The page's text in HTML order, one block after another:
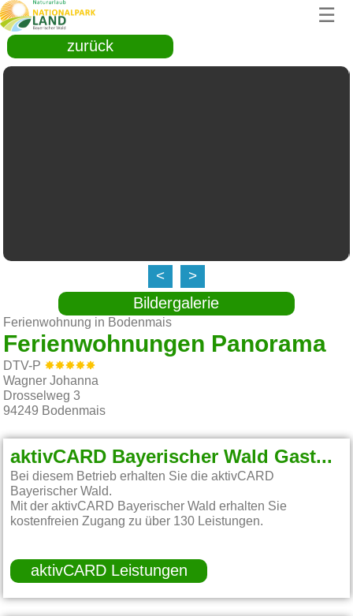
☰
zurück
< >
Bildergalerie
Ferienwohnung in Bodenmais
Ferienwohnungen Panorama
DTV-P
Wagner Johanna
Drosselweg 3
94249 Bodenmais
aktivCARD Bayerischer Wald Gastgeber:
Bei diesem Betrieb erhalten Sie die aktivCARD
Bayerischer Wald.
Mit der aktivCARD Bayerischer Wald erhalten Sie
kostenfreien Zugang zu über 130 Leistungen.
aktivCARD Leistungen